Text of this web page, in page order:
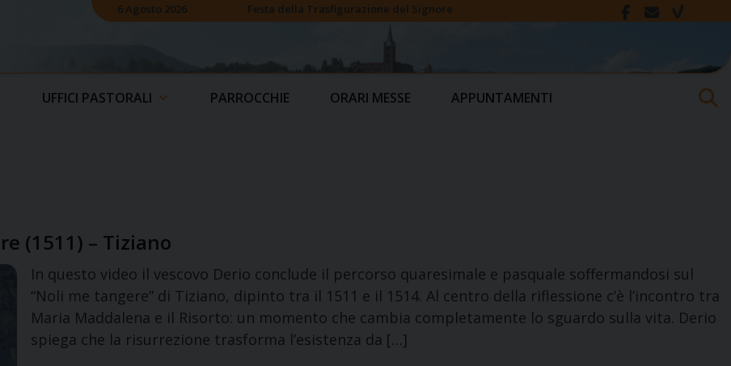
6 Agosto 2026 Festa della Trasfigurazione del Signore
UFFICI PASTORALI PARROCCHIE ORARI MESSE APPUNTAMENTI
(1511) – Tiziano
In questo video il vescovo Derio conclude il percorso quaresimale e pasquale soffermandosi sul
“Noli me tangere” di Tiziano, dipinto tra il 1511 e il 1514. Al centro della riflessione c’è l’incontro tra
Maria Maddalena e il Risorto: un momento che cambia completamente lo sguardo sulla vita. Derio
spiega che la risurrezione trasforma l’esistenza da […]